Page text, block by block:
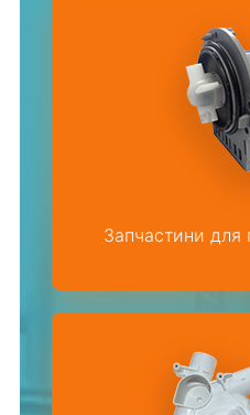
Запчастини